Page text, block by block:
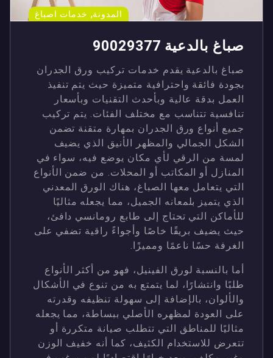
المدونة, خدمات اصباغ
صباغ بالدعية 90029377
صباغ بالدعية يقدم خدمات تركيب ورق الجدران
بجودة فائقة واحترافية متميزة حيث يتم تنفيذ
العمل بدقة عالية وبأحدث التقنيات وبأسعار
تنافسية تتناسب مع مختلف الفئات. يتم تركيب
جميع أنواع ورق الجدران بمهارة متقنة تضمن
الشكل الجمالي والمظهر الأنيق الذي يضيف
لمسة من الرقي لأي مكان يوضع فيه، سواء في
المنازل أو المكاتب أو المحلات. من ضمن الأنواع
التي يتعامل معها الصباغ، هناك الورق المعدني
الذي يتميز بلمعانه الجميل، مما يجعله مثاليًا
للأماكن التي تحتاج إلى طابع رومانسي دافئ،
حيث يضيف بريقًا خاصًا وأجواءً راقية تضفي على
الغرفة حسًا ناعمًا ومميزًا.
أما بالنسبة لورق الفينيل، فهو من أكثر الأنواع
طلبًا وانتشارًا، لما يتمتع به من تنوع في الأشكال
والألوان، بالإضافة إلى سهولة تنظيفه وقدرته
على العودة لمظهره الأصلي ببساطة، مما يجعله
مثاليًا للمناطق التي تتطلب صيانة متكررة أو
تتعرض للاستخدام الكثيف، كما أنه خفيف الوزن